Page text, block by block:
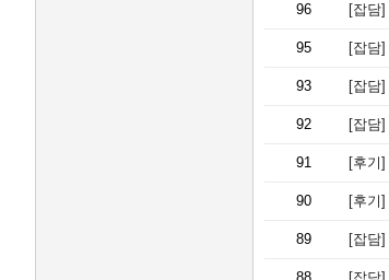
96 [잡담]
95 [잡담]
93 [잡담]
92 [잡담]
91 [후기]
90 [후기]
89 [잡담]